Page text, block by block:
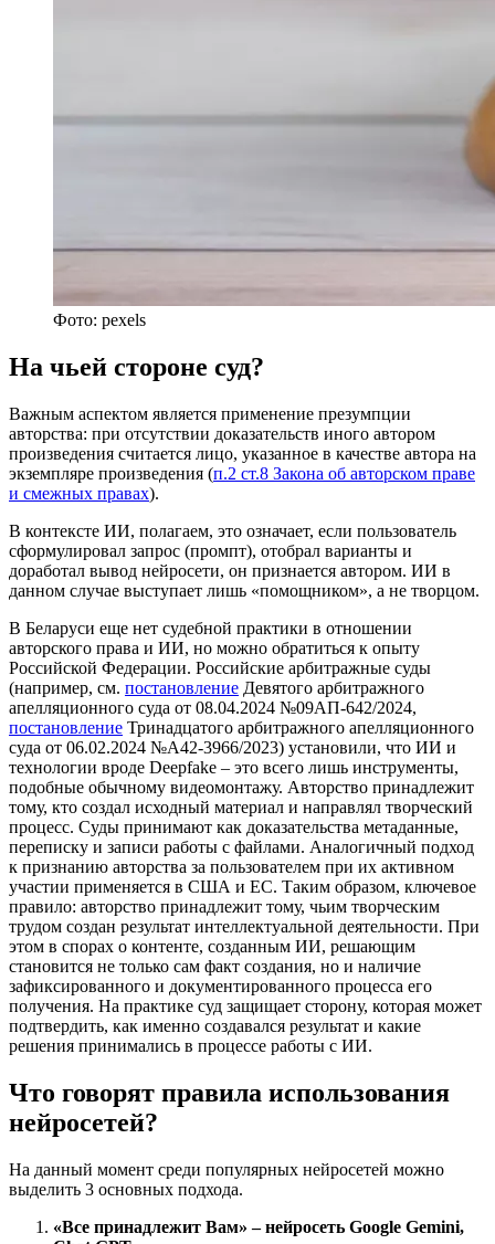
Фото: pexels
На чьей стороне суд?
Важным аспектом является применение презумпции
авторства: при отсутствии доказательств иного автором
произведения считается лицо, указанное в качестве автора на
экземпляре произведения (п.2 ст.8 Закона об авторском праве
и смежных правах).
В контексте ИИ, полагаем, это означает, если пользователь
сформулировал запрос (промпт), отобрал варианты и
доработал вывод нейросети, он признается автором. ИИ в
данном случае выступает лишь «помощником», а не творцом.
В Беларуси еще нет судебной практики в отношении
авторского права и ИИ, но можно обратиться к опыту
Российской Федерации. Российские арбитражные суды
(например, см. постановление Девятого арбитражного
апелляционного суда от 08.04.2024 №09АП-642/2024,
постановление Тринадцатого арбитражного апелляционного
суда от 06.02.2024 №А42-3966/2023) установили, что ИИ и
технологии вроде Deepfake – это всего лишь инструменты,
подобные обычному видеомонтажу. Авторство принадлежит
тому, кто создал исходный материал и направлял творческий
процесс. Суды принимают как доказательства метаданные,
переписку и записи работы с файлами. Аналогичный подход
к признанию авторства за пользователем при их активном
участии применяется в США и ЕС. Таким образом, ключевое
правило: авторство принадлежит тому, чьим творческим
трудом создан результат интеллектуальной деятельности. При
этом в спорах о контенте, созданным ИИ, решающим
становится не только сам факт создания, но и наличие
зафиксированного и документированного процесса его
получения. На практике суд защищает сторону, которая может
подтвердить, как именно создавался результат и какие
решения принимались в процессе работы с ИИ.
Что говорят правила использования
нейросетей?
На данный момент среди популярных нейросетей можно
выделить 3 основных подхода.
«Все принадлежит Вам» – нейросеть Google Gemini,